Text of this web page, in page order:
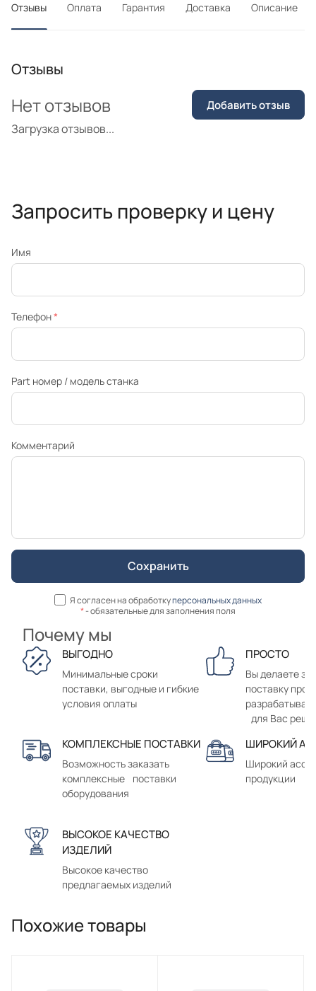
Отзывы Оплата Гарантия Доставка Описание
Отзывы
Загрузка отзывов...
Нет отзывов Добавить отзыв
Запросить проверку и цену
Имя
Телефон*
Part номер / модель станка
Комментарий
Я согласен на обработкуперсональных данных
*- обязательные для заполнения поля
Почему мы
ВЫГОДНО
Минимальные сроки
поставки, выгодные и гибкие
условия оплаты
ПРОСТО
Вы делаете
поставку
для Вас
КОМПЛЕКСНЫЕ ПОСТАВКИ
Возможность заказать
комплексные поставки
оборудования
ШИРОКИЙ
Широкий
продукции
ВЫСОКОЕ КАЧЕСТВО
ИЗДЕЛИЙ
Высокое качество
предлагаемых изделий
Похожие товары